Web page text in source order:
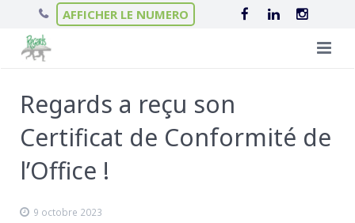
AFFICHER LE NUMERO
L’équipe Regards
Le projet éducatif
Nos séjours
Séjours linguistiques
Infos pratiques
Regards a reçu son
Certificat de Conformité de
l’Office !
9 octobre 2023